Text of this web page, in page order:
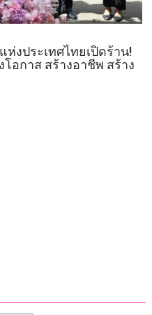
งประเทศไทยเปิดร้าน!
อกาส สร้างอาชีพ สร้าง